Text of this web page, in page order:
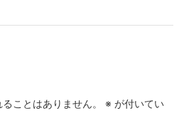
ことはありません。 ※ が付いてい